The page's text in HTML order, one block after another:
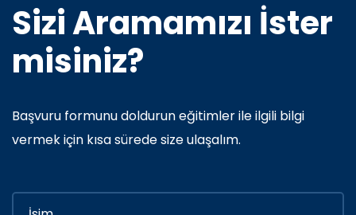
Sizi Aramamızı İster
misiniz?
Başvuru formunu doldurun eğitimler ile ilgili bilgi
vermek için kısa sürede size ulaşalım.